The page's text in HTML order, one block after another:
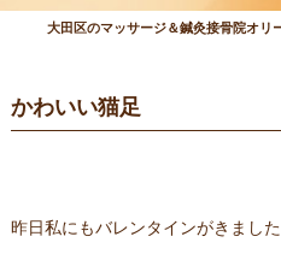
かわいい猫足
昨日私にもバレンタインがきました